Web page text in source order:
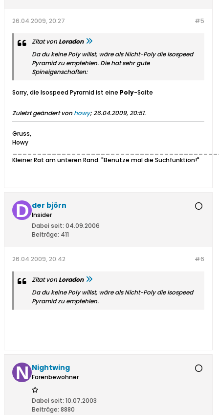
#5
26.04.2009, 20:27
Zitat vonLoradon
Da du keine Poly willst, wäre als Nicht-Poly die Isospeed
Pyramid zu empfehlen. Die hat sehr gute
Spineigenschaften:
Sorry, die Isospeed Pyramid ist eine Poly-Saite
Zuletzt geändert von howy;26.04.2009, 20:51.
Gruss,
Howy
Kleiner Rat am unteren Rand: "Benutze mal die Suchfunktion!"
der björn
Insider
Dabei seit: 04.09.2006
Beiträge: 411
#6
26.04.2009, 20:42
Zitat vonLoradon
Da du keine Poly willst, wäre als Nicht-Poly die Isospeed
Pyramid zu empfehlen.
Nightwing
Forenbewohner
Dabei seit: 10.07.2003
Beiträge: 8880